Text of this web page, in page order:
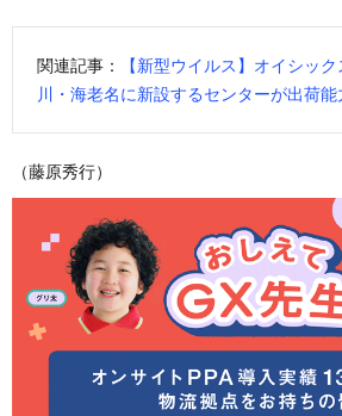
関連記事：
【新型ウイルス】オイシッ
川・海老名に新設するセンターが出荷能
（藤原秀行）